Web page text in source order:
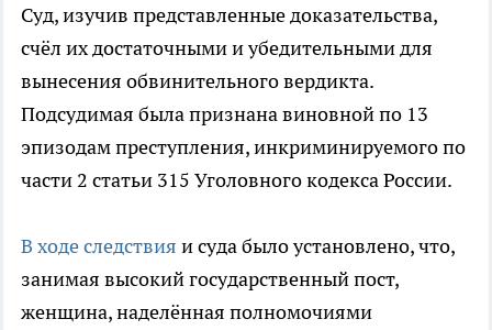
Суд, изучив представленные доказательства,
счёл их достаточными и убедительными для
вынесения обвинительного вердикта.
Подсудимая была признана виновной по 13
эпизодам преступления, инкриминируемого по
части 2 статьи 315 Уголовного кодекса России.
В ходе следствия и суда было установлено, что,
занимая высокий государственный пост,
женщина, наделённая полномочиями